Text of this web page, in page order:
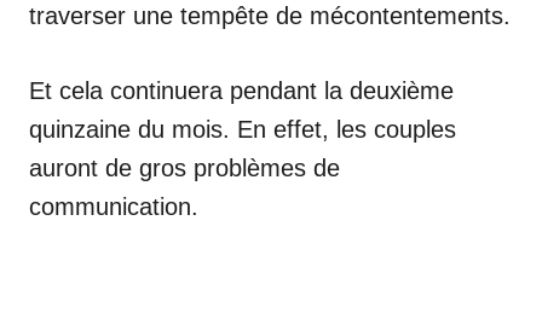
traverser une tempête de mécontentements.
Et cela continuera pendant la deuxième
quinzaine du mois. En effet, les couples
auront de gros problèmes de
communication.